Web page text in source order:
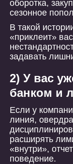
оборотка,
сезонное
В такой
«приклеит»
задавать
2) У вас
банком и
Если у
линия,
расширять
«внутри»,
поведение.